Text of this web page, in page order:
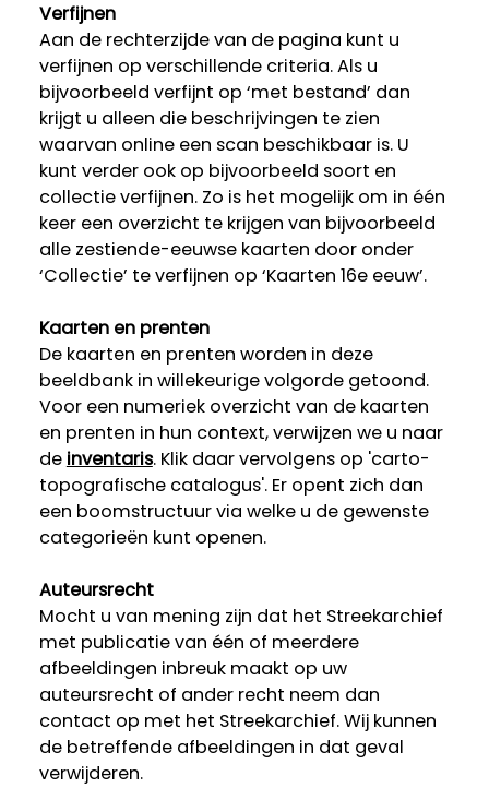
Verfijnen
Aan de rechterzijde van de pagina kunt u
verfijnen op verschillende criteria. Als u
bijvoorbeeld verfijnt op ‘met bestand’ dan
krijgt u alleen die beschrijvingen te zien
waarvan online een scan beschikbaar is. U
kunt verder ook op bijvoorbeeld soort en
collectie verfijnen. Zo is het mogelijk om in één
keer een overzicht te krijgen van bijvoorbeeld
alle zestiende-eeuwse kaarten door onder
‘Collectie’ te verfijnen op ‘Kaarten 16e eeuw’.
Kaarten en prenten
De kaarten en prenten worden in deze
beeldbank in willekeurige volgorde getoond.
Voor een numeriek overzicht van de kaarten
en prenten in hun context, verwijzen we u naar
de inventaris. Klik daar vervolgens op 'carto-
topografische catalogus'. Er opent zich dan
een boomstructuur via welke u de gewenste
categorieën kunt openen.
Auteursrecht
Mocht u van mening zijn dat het Streekarchief
met publicatie van één of meerdere
afbeeldingen inbreuk maakt op uw
auteursrecht of ander recht neem dan
contact op met het Streekarchief. Wij kunnen
de betreffende afbeeldingen in dat geval
verwijderen.